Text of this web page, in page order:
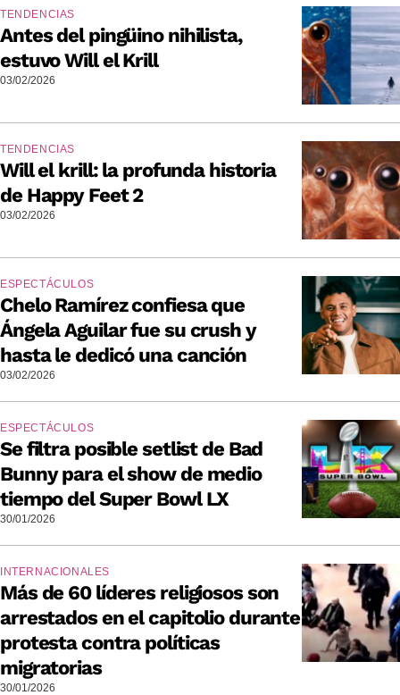
TENDENCIAS
Antes del pingüino nihilista,
estuvo Will el Krill
03/02/2026
TENDENCIAS
Will el krill: la profunda historia
de Happy Feet 2
03/02/2026
ESPECTÁCULOS
Chelo Ramírez confiesa que
Ángela Aguilar fue su crush y
hasta le dedicó una canción
03/02/2026
ESPECTÁCULOS
Se filtra posible setlist de Bad
Bunny para el show de medio
tiempo del Super Bowl LX
30/01/2026
INTERNACIONALES
Más de 60 líderes religiosos son
arrestados en el capitolio durante
protesta contra políticas
migratorias
30/01/2026